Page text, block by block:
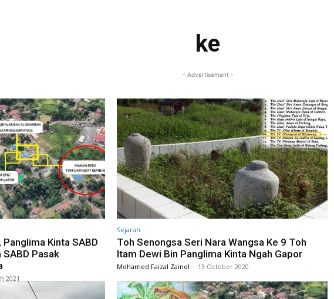
ke
- Advertisement -
Kinta SABD
Pasak
2021
Sejarah
Toh Senongsa Seri Nara Wangsa Ke 9 Toh
Itam Dewi Bin Panglima Kinta Ngah Gapor
Mohamed Faizal Zainol - 13 October 2020